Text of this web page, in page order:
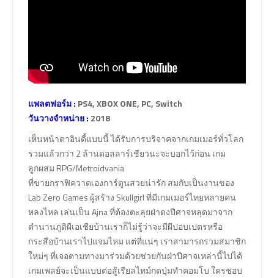
แพลตฟอร์ม : PS4, XBOX ONE, PC, Switch
วันวางจำหน่าย : 2018
เห็นหน้าตาอินดี้แบบนี้ ได้รับการบริจาคจากเกมเมอร์ทั่วโลก
รวมแล้วกว่า 2 ล้านดอลลาร์เชียวนะจะบอกไว้ก่อน เกม
ลูกผสม RPG/Metroidvania
ที่ขายกราฟิควาดเองการ์ตูนสวยน่ารัก สมกับเป็นงานของ
Lab Zero Games ผู้สร้าง Skullgirl ที่มีเกมเมอร์ไทยหลายคน
หลงไหล เล่นเป็น Ajna ที่ต้องตะลุยฝ่าดงปีศาจหลุดมาจาก
ตำนานภูติผีเอเชียบ้านเราก็ไม่รู้ว่าจะมีผีปอบเปตรหรือ
กระสือบ้านเราไปแจมไหม แต่ที่แน่ๆ เราสามารถรวมสมาชิก
ใหม่ๆ ที่เจอตามทางมาร่วมด้วยช่วยกันฝ่าปีศาจเหล่านี้ไปได้
เกมเพลย์จะเป็นแบบต่อสู้เรียลไทม์กดปุ่มทำคอมโบ ใครชอบ